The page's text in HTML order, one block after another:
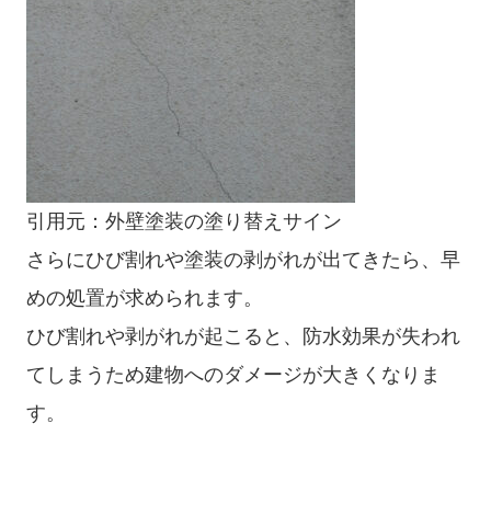
引用元： 外壁塗装の塗り替えサイン
さらにひび割れや塗装の剥がれが出てきたら、早
めの処置が求められます。
ひび割れや剥がれが起こると、防水効果が失われ
てしまうため建物へのダメージが大きくなりま
す。